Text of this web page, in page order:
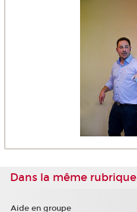
Dans la même rubrique
Aide en groupe